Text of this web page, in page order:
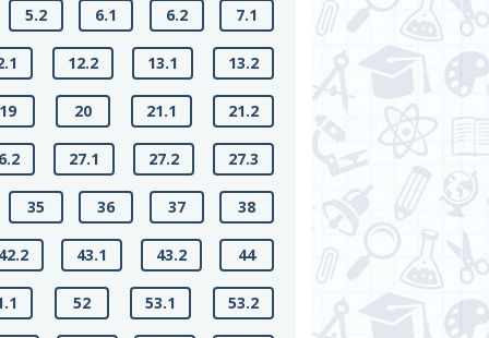
5.2 6.1 6.2 7.1
12.2 13.1 13.2
19 20 21.1 21.2
27.1 27.2 27.3
35 36 37 38
43.1 43.2 44
52 53.1 53.2